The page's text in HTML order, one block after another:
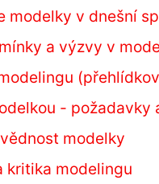
modelky v dnešní
a výzvy v
- požadavky
modelky
kritika modelingu